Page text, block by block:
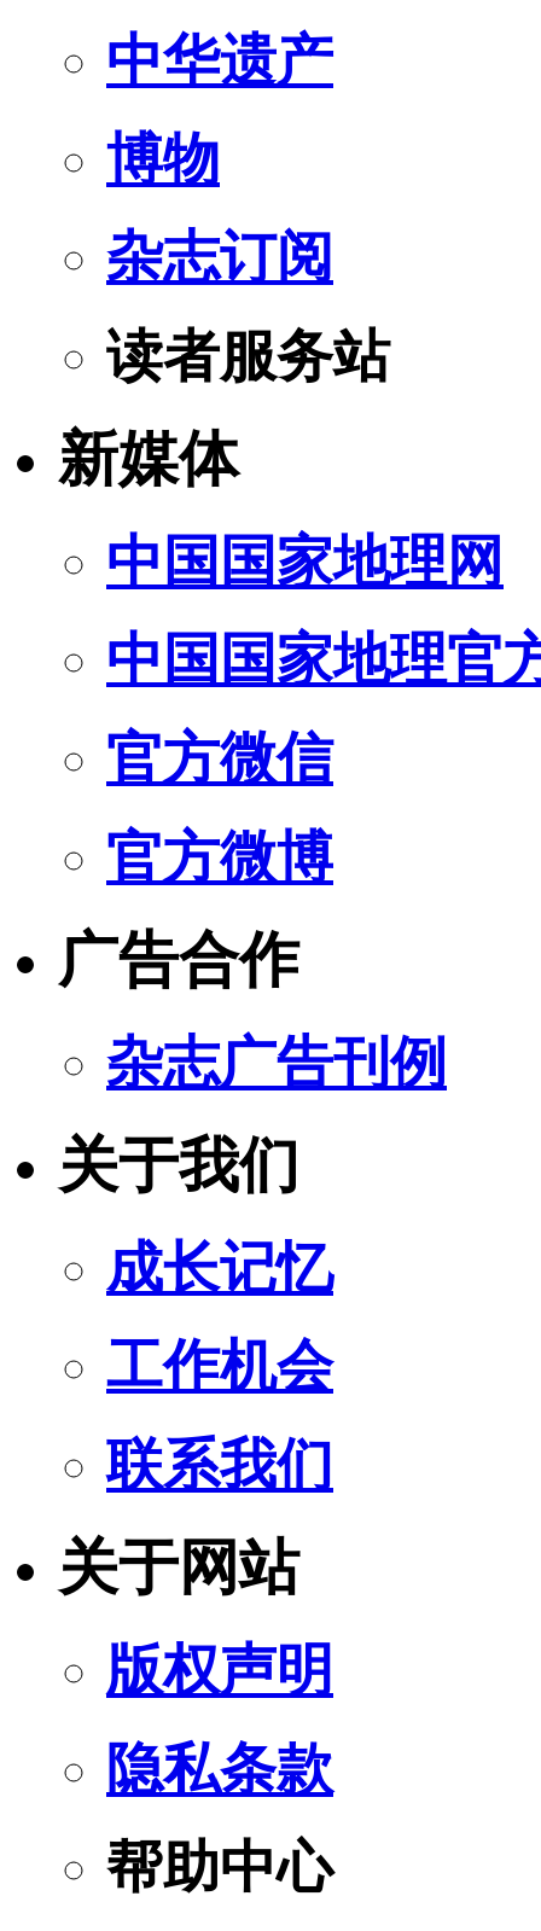
中华遗产
博物
杂志订阅
读者服务站
新媒体
中国国家地理网
中国国家地理官
官方微信
官方微博
广告合作
杂志广告刊例
关于我们
成长记忆
工作机会
联系我们
关于网站
版权声明
隐私条款
帮助中心